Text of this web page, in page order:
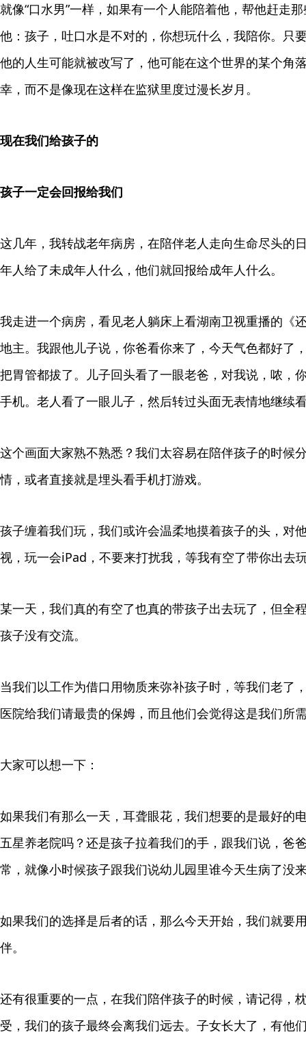
就像“口水男”一样，如果有一个人能陪着他，帮他赶走
他：孩子，吐口水是不对的，你想玩什么，我陪你。只
他的人生可能就被改写了，他可能在这个世界的某个角
幸，而不是像现在这样在监狱里度过漫长岁月。
现在我们给孩子的
孩子一定会回报给我们
这几年，我转战老年病房，在陪伴老人走向生命尽头的
年人给了未成年人什么，他们就回报给成年人什么。
我走进一个病房，看见老人躺床上看湖南卫视重播的《
地主。我跟他儿子说，你爸看你来了，今天气色都好了
把胃管都拔了。儿子回头看了一眼老爸，对我说，哝，
手机。老人看了一眼儿子，然后转过头面无表情地继续
这个画面大家熟不熟悉？我们太容易在陪伴孩子的时候
情，或者直接就是埋头看手机打游戏。
孩子缠着我们玩，我们或许会温柔地摸着孩子的头，对
视，玩一会iPad，不要来打扰我，等我有空了带你出去
某一天，我们真的有空了也真的带孩子出去玩了，但全
孩子没有交流。
当我们以工作为借口用物质来弥补孩子时，等我们老了
医院给我们请最贵的保姆，而且他们会觉得这是我们所
大家可以想一下：
如果我们有那么一天，耳聋眼花，我们想要的是最好的
五星养老院吗？还是孩子拉着我们的手，跟我们说，爸
常，就像小时候孩子跟我们说幼儿园里谁今天生病了没
如果我们的选择是后者的话，那么今天开始，我们就要
伴。
还有很重要的一点，在我们陪伴孩子的时候，请记得，
受，我们的孩子最终会离我们远去。子女长大了，有他